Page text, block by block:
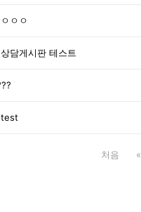
ㅇㅇㅇ
상담게시판 테스트
test
처음 «